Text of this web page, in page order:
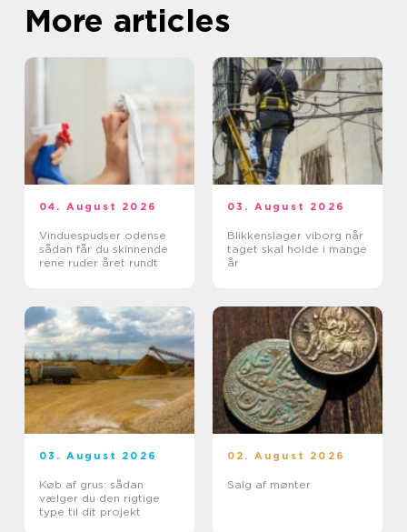
More articles
04. August 2026
Vinduespudser odense
sådan får du skinnende
rene ruder året rundt
03. August 2026
Blikkenslager viborg når
taget skal holde i mange
år
03. August 2026
Køb af grus: sådan
vælger du den rigtige
type til dit projekt
02. August 2026
Salg af mønter